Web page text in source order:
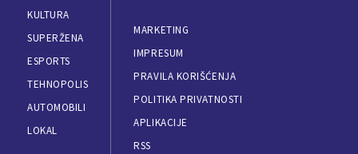
KULTURA
SUPERŽENA
ESPORTS
TEHNOPOLIS
AUTOMOBILI
LOKAL
MARKETING
IMPRESUM
PRAVILA KORIŠĆENJA
POLITIKA PRIVATNOSTI
APLIKACIJE
RSS